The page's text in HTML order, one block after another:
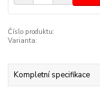
Číslo produktu:
Varianta:
Kompletní specifikace